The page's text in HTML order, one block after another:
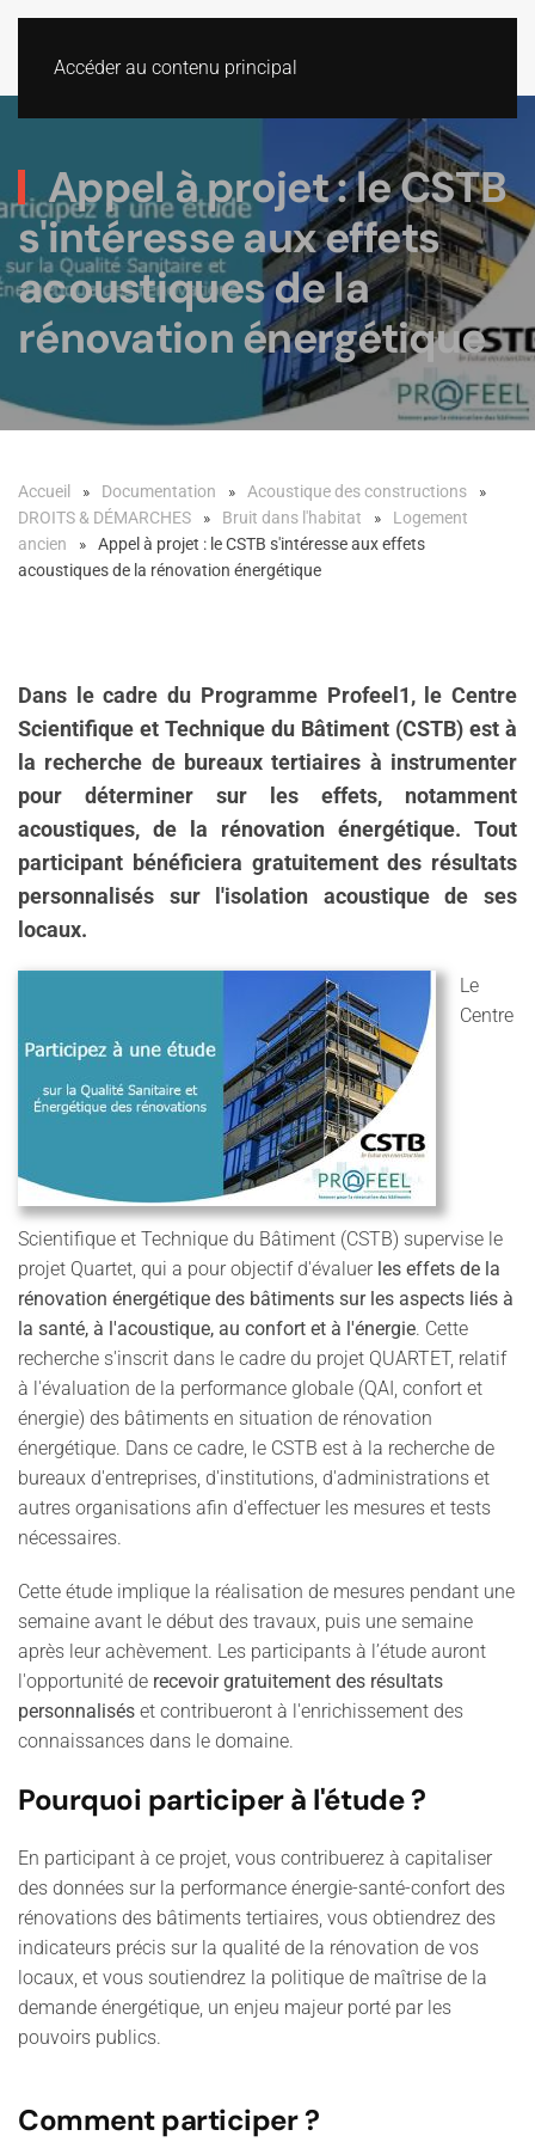
Accéder au contenu principal
Appel à projet : le CSTB
s'intéresse aux effets
acoustiques de la
rénovation énergétique
Accueil Documentation
Acoustique des constructions
DROITS & DÉMARCHES
Bruit dans l'habitat
Logement
ancien
Appel à projet : le CSTB s'intéresse aux effets
acoustiques de la rénovation énergétique
Dans le cadre du Programme Profeel1, le Centre
Scientifique et Technique du Bâtiment (CSTB) est à
la recherche de bureaux tertiaires à instrumenter
pour déterminer sur les effets, notamment
acoustiques, de la rénovation énergétique. Tout
participant bénéficiera gratuitement des résultats
personnalisés sur l'isolation acoustique de ses
locaux.
Le
Centre
Scientifique et Technique du Bâtiment (CSTB) supervise le
projet Quartet, qui a pour objectif d'évaluer les effets de la
rénovation énergétique des bâtiments sur les aspects liés à
la santé, à l'acoustique, au confort et à l'énergie. Cette
recherche s'inscrit dans le cadre du projet QUARTET, relatif
à l'évaluation de la performance globale (QAI, confort et
énergie) des bâtiments en situation de rénovation
énergétique. Dans ce cadre, le CSTB est à la recherche de
bureaux d'entreprises, d'institutions, d'administrations et
autres organisations afin d'effectuer les mesures et tests
nécessaires.
Cette étude implique la réalisation de mesures pendant une
semaine avant le début des travaux, puis une semaine
après leur achèvement. Les participants à l’étude auront
l'opportunité de recevoir gratuitement des résultats
personnalisés et contribueront à l'enrichissement des
connaissances dans le domaine.
Pourquoi participer à l'étude ?
En participant à ce projet, vous contribuerez à capitaliser
des données sur la performance énergie-santé-confort des
rénovations des bâtiments tertiaires, vous obtiendrez des
indicateurs précis sur la qualité de la rénovation de vos
locaux, et vous soutiendrez la politique de maîtrise de la
demande énergétique, un enjeu majeur porté par les
pouvoirs publics.
Comment participer ?